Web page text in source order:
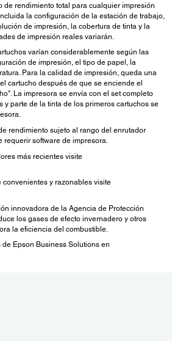
de rendimiento total para cualquier impresión
la configuración de la estación de trabajo,
de impresión, la cobertura de tinta y la
de impresión reales variarán.
varían considerablemente según las
de impresión, el tipo de papel, la
Para la calidad de impresión, queda una
cartucho después de que se enciende el
La impresora se envía con el set completo
y parte de la tinta de los primeros cartuchos se
rendimiento sujeto al rango del enrutador
requerir software de impresora.
más recientes visite
y razonables visite
innovadora de la Agencia de Protección
los gases de efecto invernadero y otros
la eficiencia del combustible.
Epson Business Solutions en